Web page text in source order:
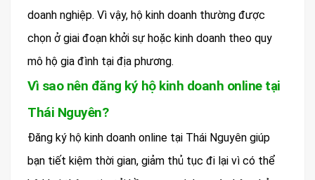
doanh nghiệp. Vì vậy, hộ kinh doanh thường được
chọn ở giai đoạn khởi sự hoặc kinh doanh theo quy
mô hộ gia đình tại địa phương.
Vì sao nên đăng ký hộ kinh doanh online tại
Thái Nguyên?
Đăng ký hộ kinh doanh online tại Thái Nguyên giúp
bạn tiết kiệm thời gian, giảm thủ tục đi lại vì có thể